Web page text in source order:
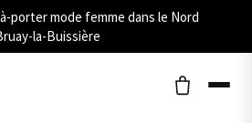
porter mode femme dans le Nord
la-Buissière